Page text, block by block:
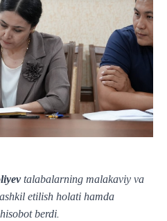
talabalarning malakaviy va
etilish holati hamda
berdi.